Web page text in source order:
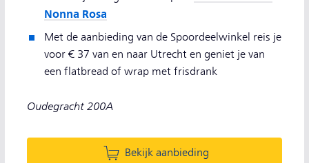
Nonna Rosa
Met de aanbieding van de Spoordeelwinkel reis je
voor € 37 van en naar Utrecht en geniet je van
een flatbread of wrap met frisdrank
Oudegracht 200A
Bekijk aanbieding